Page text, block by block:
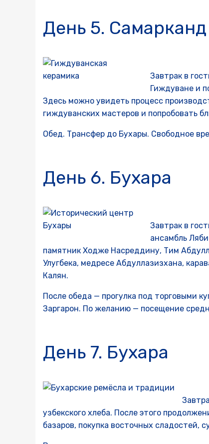
День 5.
Завтрак в
Гиждуване и
Здесь можно увидеть процесс
гиждуванских мастеров и попробовать
Обед. Трансфер до Бухары. Свободное
День 6. Бухара
Завтрак в
ансамбль
памятник Ходже Насреддину, Тим
Улугбека, медресе Абдуллазизхана,
Калян.
После обеда — прогулка под торговыми
Заргарон. По желанию — посещение
День 7. Бухара
узбекского хлеба. После этого
базаров, покупка восточных сладостей,